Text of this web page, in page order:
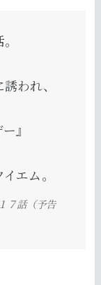
われ、
』
エム。
７話（予告